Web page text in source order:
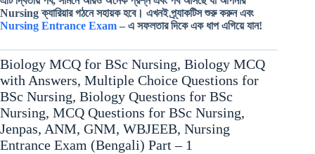
Nursing ক্যারিয়ার গঠনে সহায়ক হবে। এখনই প্র্যাকটিস শুরু করুন এবং
Nursing Entrance Exam – এ সফলতার দিকে এক ধাপ এগিয়ে যান!
Biology MCQ for BSc Nursing, Biology MCQ
with Answers, Multiple Choice Questions for
BSc Nursing, Biology Questions for BSc
Nursing, MCQ Questions for BSc Nursing,
Jenpas, ANM, GNM, WBJEEB, Nursing
Entrance Exam (Bengali) Part – 1